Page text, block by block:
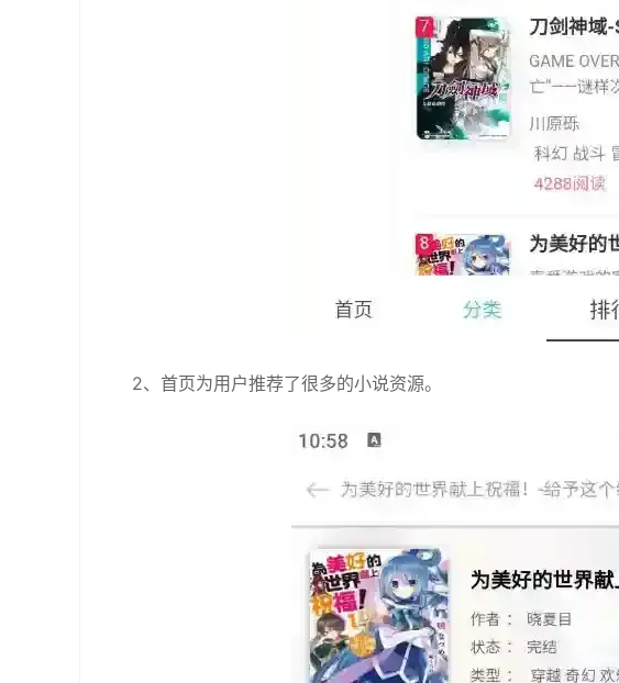
2、首页为用户推荐了很多的小说资源。